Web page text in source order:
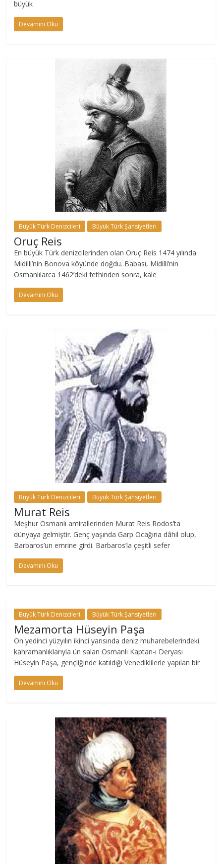
büyük
Devamını Oku
Büyük Türk Denizcileri Büyük Türk Şahsiyetleri
Oruç Reis
En büyük Türk denizcilerinden olan Oruç Reis 1474 yılında
Midilli’nin Bonova köyünde doğdu. Babası, Midilli’nin
Osmanlılarca 1462’deki fethinden sonra, kale
Devamını Oku
Büyük Türk Denizcileri Büyük Türk Şahsiyetleri
Murat Reis
Meşhur Osmanlı amirallerinden Murat Reis Rodos’ta
dünyaya gelmiştir. Genç yaşında Garp Ocağına dâhil olup,
Barbaros’un emrine girdi. Barbaros’la çeşitli sefer
Devamını Oku
Büyük Türk Denizcileri Büyük Türk Şahsiyetleri
Mezamorta Hüseyin Paşa
On yedinci yüzyılın ikinci yarısında deniz muharebelerindeki
kahramanlıklarıyla ün salan Osmanlı Kaptan-ı Deryası
Hüseyin Paşa, gençliğinde katıldığı Venediklilerle yapılan bir
Devamını Oku